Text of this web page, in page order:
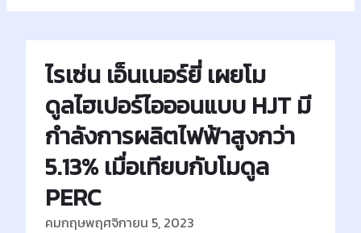
ไรเซ่น เอ็นเนอร์ยี่ เผยโม
ดูลไฮเปอร์ไอออนแบบ HJT มี
กำลังการผลิตไฟฟ้าสูงกว่า
5.13% เมื่อเทียบกับโมดูล
PERC
คมกฤษพฤศจิกายน 5, 2023